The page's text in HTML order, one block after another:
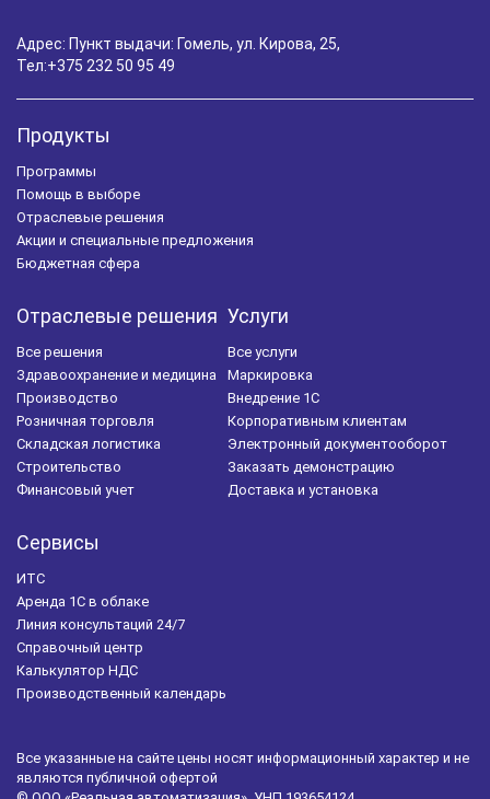
Адрес: Пункт выдачи: Гомель, ул. Кирова, 25,
Тел:+375 232 50 95 49
Продукты
Программы
Помощь в выборе
Отраслевые решения
Акции и специальные предложения
Бюджетная сфера
Отраслевые решения
Все решения
Здравоохранение и медицина
Производство
Розничная торговля
Складская логистика
Строительство
Финансовый учет
Услуги
Все услуги
Маркировка
Внедрение 1С
Корпоративным клиентам
Электронный документооборот
Заказать демонстрацию
Доставка и установка
Сервисы
ИТС
Аренда 1С в облаке
Линия консультаций 24/7
Справочный центр
Калькулятор НДС
Производственный календарь
Все указанные на сайте цены носят информационный характер и не
являются публичной офертой